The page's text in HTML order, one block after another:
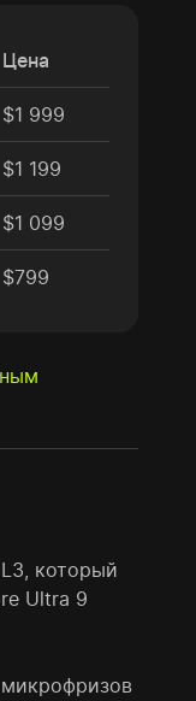
Цена
$1 999
$1 199
$1 099
$799
который
Ultra 9
микрофризов